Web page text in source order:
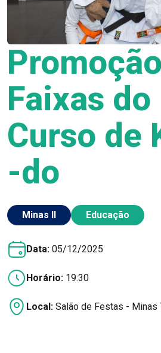
Faixas do
Curso de
-do
Minas II Educação
Data: 05/12/2025
Horário: 19:30
Local: Salão de Festas - Minas